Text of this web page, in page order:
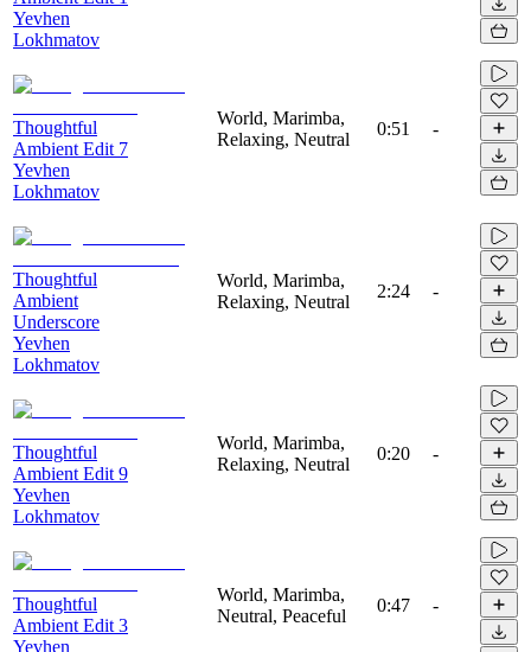
Yevhen
Lokhmatov
Thoughtful
Ambient Edit 7
Yevhen
Lokhmatov
World, Marimba,
Relaxing, Neutral
0:51 -
Thoughtful
Ambient
Underscore
Yevhen
Lokhmatov
World, Marimba,
Relaxing, Neutral
2:24 -
Thoughtful
Ambient Edit 9
Yevhen
Lokhmatov
World, Marimba,
Relaxing, Neutral
0:20 -
Thoughtful
Ambient Edit 3
Yevhen
World, Marimba,
Neutral, Peaceful
0:47 -